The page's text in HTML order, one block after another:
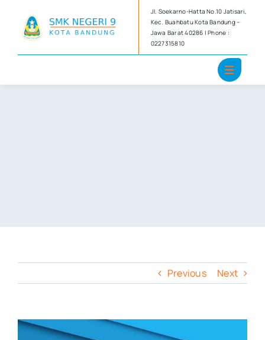
content
Jl. Soekarno-Hatta No.10 Jatisari,
Kec. Buahbatu Kota Bandung –
Jawa Barat 40286 | Phone :
0227315810
Previous Next
View